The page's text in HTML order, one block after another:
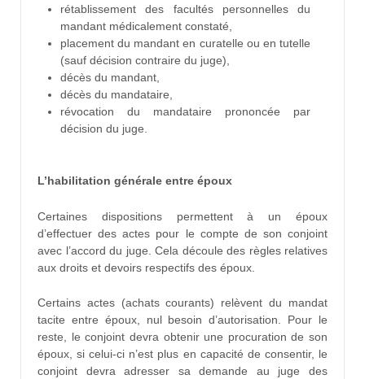
rétablissement des facultés personnelles du
mandant médicalement constaté,
placement du mandant en curatelle ou en tutelle
(sauf décision contraire du juge),
décès du mandant,
décès du mandataire,
révocation du mandataire prononcée par
décision du juge.
L’habilitation générale entre époux
Certaines dispositions permettent à un époux
d’effectuer des actes pour le compte de son conjoint
avec l’accord du juge. Cela découle des règles relatives
aux droits et devoirs respectifs des époux.
Certains actes (achats courants) relèvent du mandat
tacite entre époux, nul besoin d’autorisation. Pour le
reste, le conjoint devra obtenir une procuration de son
époux, si celui-ci n’est plus en capacité de consentir, le
conjoint devra adresser sa demande au juge des